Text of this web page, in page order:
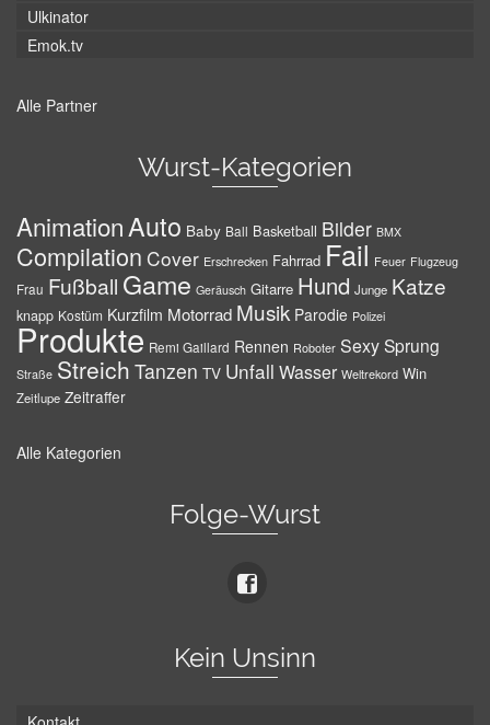
Ulkinator
Emok.tv
Alle Partner
Wurst-Kategorien
AnimationAuto Baby Ball Basketball Bilder BMX
Compilation Cover Erschrecken Fahrrad Fail Feuer Flugzeug
Frau Fußball Game Geräusch Gitarre Hund Junge Katze
knapp Kostüm Kurzfilm Motorrad Musik Parodie Polizei
Produkte Remi Gaillard Rennen Roboter SexySprung
Straße Streich Tanzen TV Unfall Wasser Weltrekord Win
Zeitlupe Zeitraffer
Alle Kategorien
Folge-Wurst
Kein Unsinn